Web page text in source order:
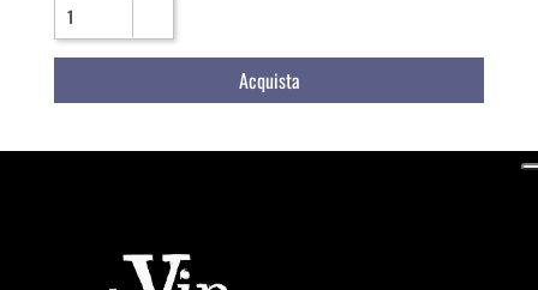
Acquista